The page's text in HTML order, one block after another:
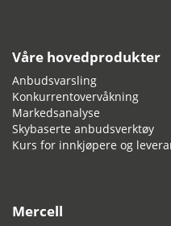
Våre hovedprodukter
Anbudsvarsling
Konkurrentovervåkning
Markedsanalyse
Skybaserte anbudsverktøy
Kurs for innkjøpere og
Mercell